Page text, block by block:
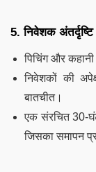
5. निवेशक
पिचिंग और
निवेशकों की
बातचीत।
एक संरचित 30-
जिसका समापन